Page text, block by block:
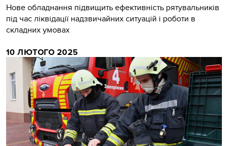
Нове обладнання підвищить ефективність рятувальників
під час ліквідації надзвичайних ситуацій і роботи в
складних умовах
10 ЛЮТОГО 2025